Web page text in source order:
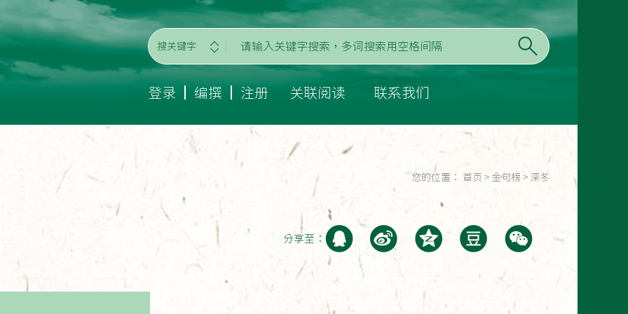
搜关键字
登录 编撰 注册 关联阅读 联系我们
您的位置： 首页 > 金句榜 > 深冬
分享至：